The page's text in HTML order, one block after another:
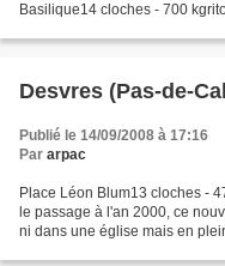
Basilique14 cloches - 700
Desvres (Pas-de-
Publié le 14/09/2008 à 17:16
Par arpac
Place Léon Blum13 cloches -
le passage à l'an 2000, ce
ni dans une église mais en